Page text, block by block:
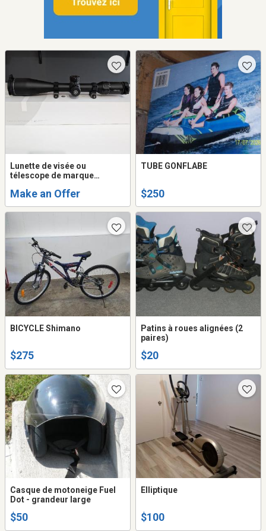
Lunette de visée ou
télescope de marque
Make an Offer
TUBE GONFLABE
$250
BICYCLE Shimano
$275
Patins à roues alignées (2
paires)
$20
Casque de motoneige Fuel
Dot - grandeur large
$50
Elliptique
$100